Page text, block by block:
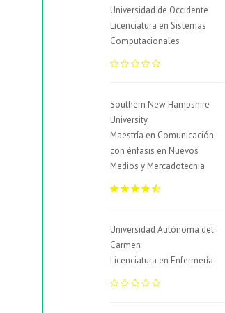
Universidad de Occidente
Licenciatura en Sistemas
Computacionales
Southern New Hampshire
University
Maestría en Comunicación
con énfasis en Nuevos
Medios y Mercadotecnia
Universidad Autónoma del
Carmen
Licenciatura en Enfermería